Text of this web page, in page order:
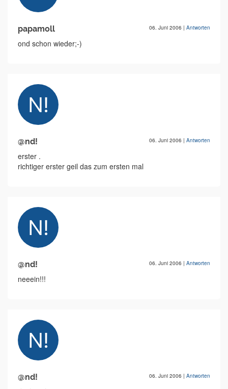
papamoll 06. Juni 2006 | Antworten
ond schon wieder;-)
@nd! 06. Juni 2006 | Antworten
erster .
richtiger erster geil das zum ersten mal
@nd! 06. Juni 2006 | Antworten
neeein!!!
@nd! 06. Juni 2006 | Antworten